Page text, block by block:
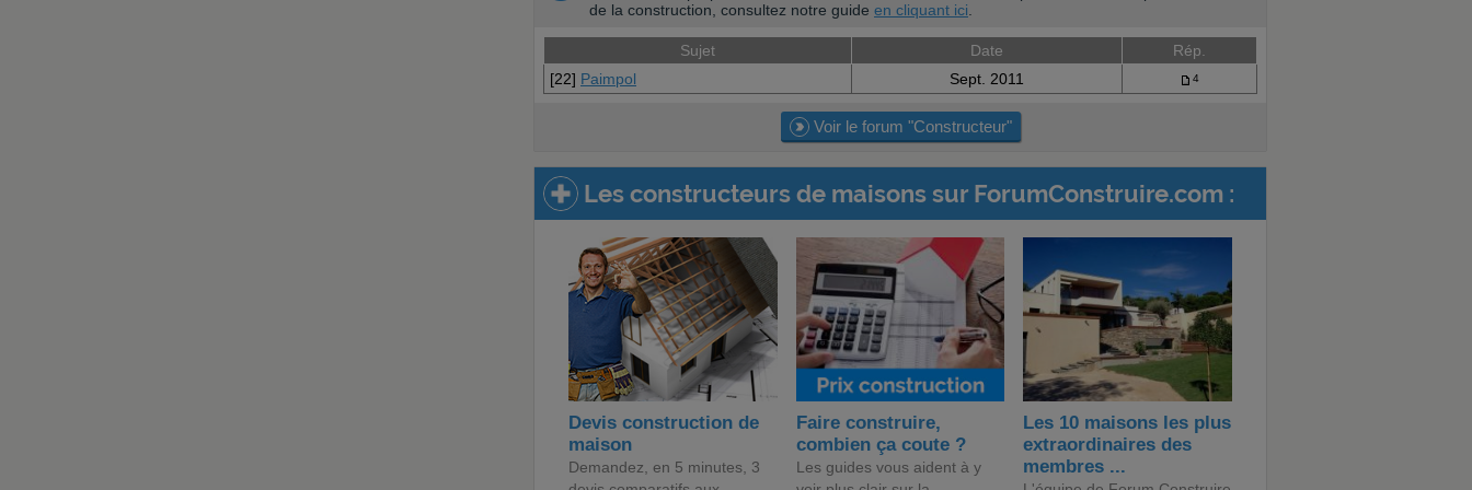
de la construction, consultez notre guide en cliquant ici
Sujet Date
Rép.
[22] Paimpol Sept. 2011 4
Voir le forum "Constructeur"
Les constructeurs de maisons sur ForumConstruire.com :
Devis construction de
maison
Demandez, en 5 minutes, 3
Faire construire,
combien ça coute ?
Les guides vous aident à y
Les 10 maisons les plus
extraordinaires des
membres ...